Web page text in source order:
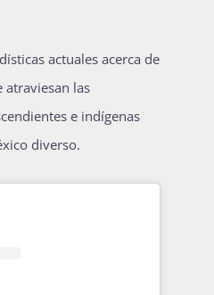
actuales acerca de
atraviesan las
e indígenas
diverso.